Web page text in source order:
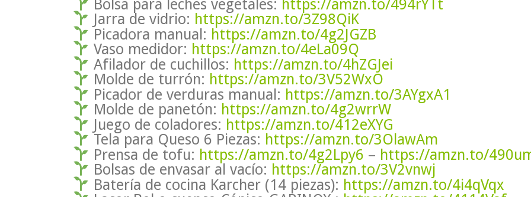
Bolsa para leches vegetales: https://amzn.to/494rYTt
Jarra de vidrio: https://amzn.to/3Z98QiK
Picadora manual: https://amzn.to/4g2JGZB
Vaso medidor: https://amzn.to/4eLa09Q
Afilador de cuchillos: https://amzn.to/4hZGJei
Molde de turrón: https://amzn.to/3V52WxO
Picador de verduras manual: https://amzn.to/3AYgxA1
Molde de panetón: https://amzn.to/4g2wrrW
Juego de coladores: https://amzn.to/412eXYG
Tela para Queso 6 Piezas: https://amzn.to/3OlawAm
Prensa de tofu: https://amzn.to/4g2Lpy6 – https://amzn.to/
Bolsas de envasar al vacío: https://amzn.to/3V2vnwj
Batería de cocina Karcher (14 piezas): https://amzn.to/4i4qVqx